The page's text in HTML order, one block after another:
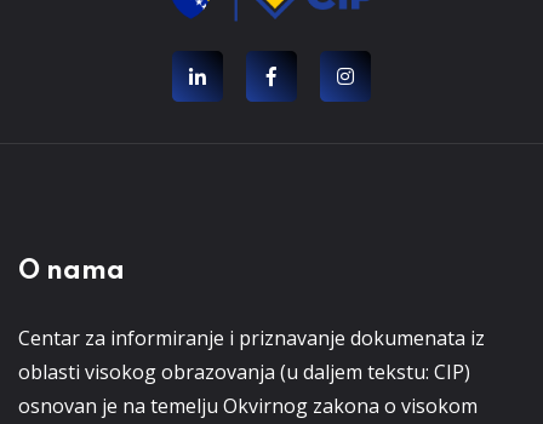
O nama
Centar za informiranje i priznavanje dokumenata iz
oblasti visokog obrazovanja (u daljem tekstu: CIP)
osnovan je na temelju Okvirnog zakona o visokom